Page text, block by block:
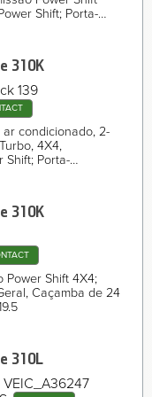
Shift; Porta-
310K
139
ar condicionado, 2-
4X4,
Shift; Porta-
310K
Power Shift 4X4;
Caçamba de 24
310L
VEIC_A36247